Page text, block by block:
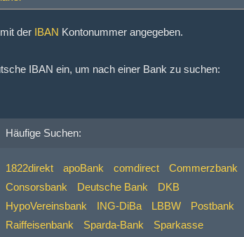
der IBAN Kontonummer angegeben.
IBAN ein, um nach einer Bank zu suchen:
Häufige Suchen:
1822direkt apoBank comdirect
Commerzbank
Consorsbank
Deutsche Bank
DKB
HypoVereinsbank
ING-DiBa LBBW
Postbank
Raiffeisenbank
Sparda-Bank
Sparkasse